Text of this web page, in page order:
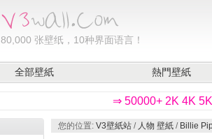
80,000 张壁纸，10种界面语言！
全部壁紙 熱門壁紙
⇒ 50000+ 2K 4K
您的位置: V3壁紙站 / 人物 壁紙 / Billie